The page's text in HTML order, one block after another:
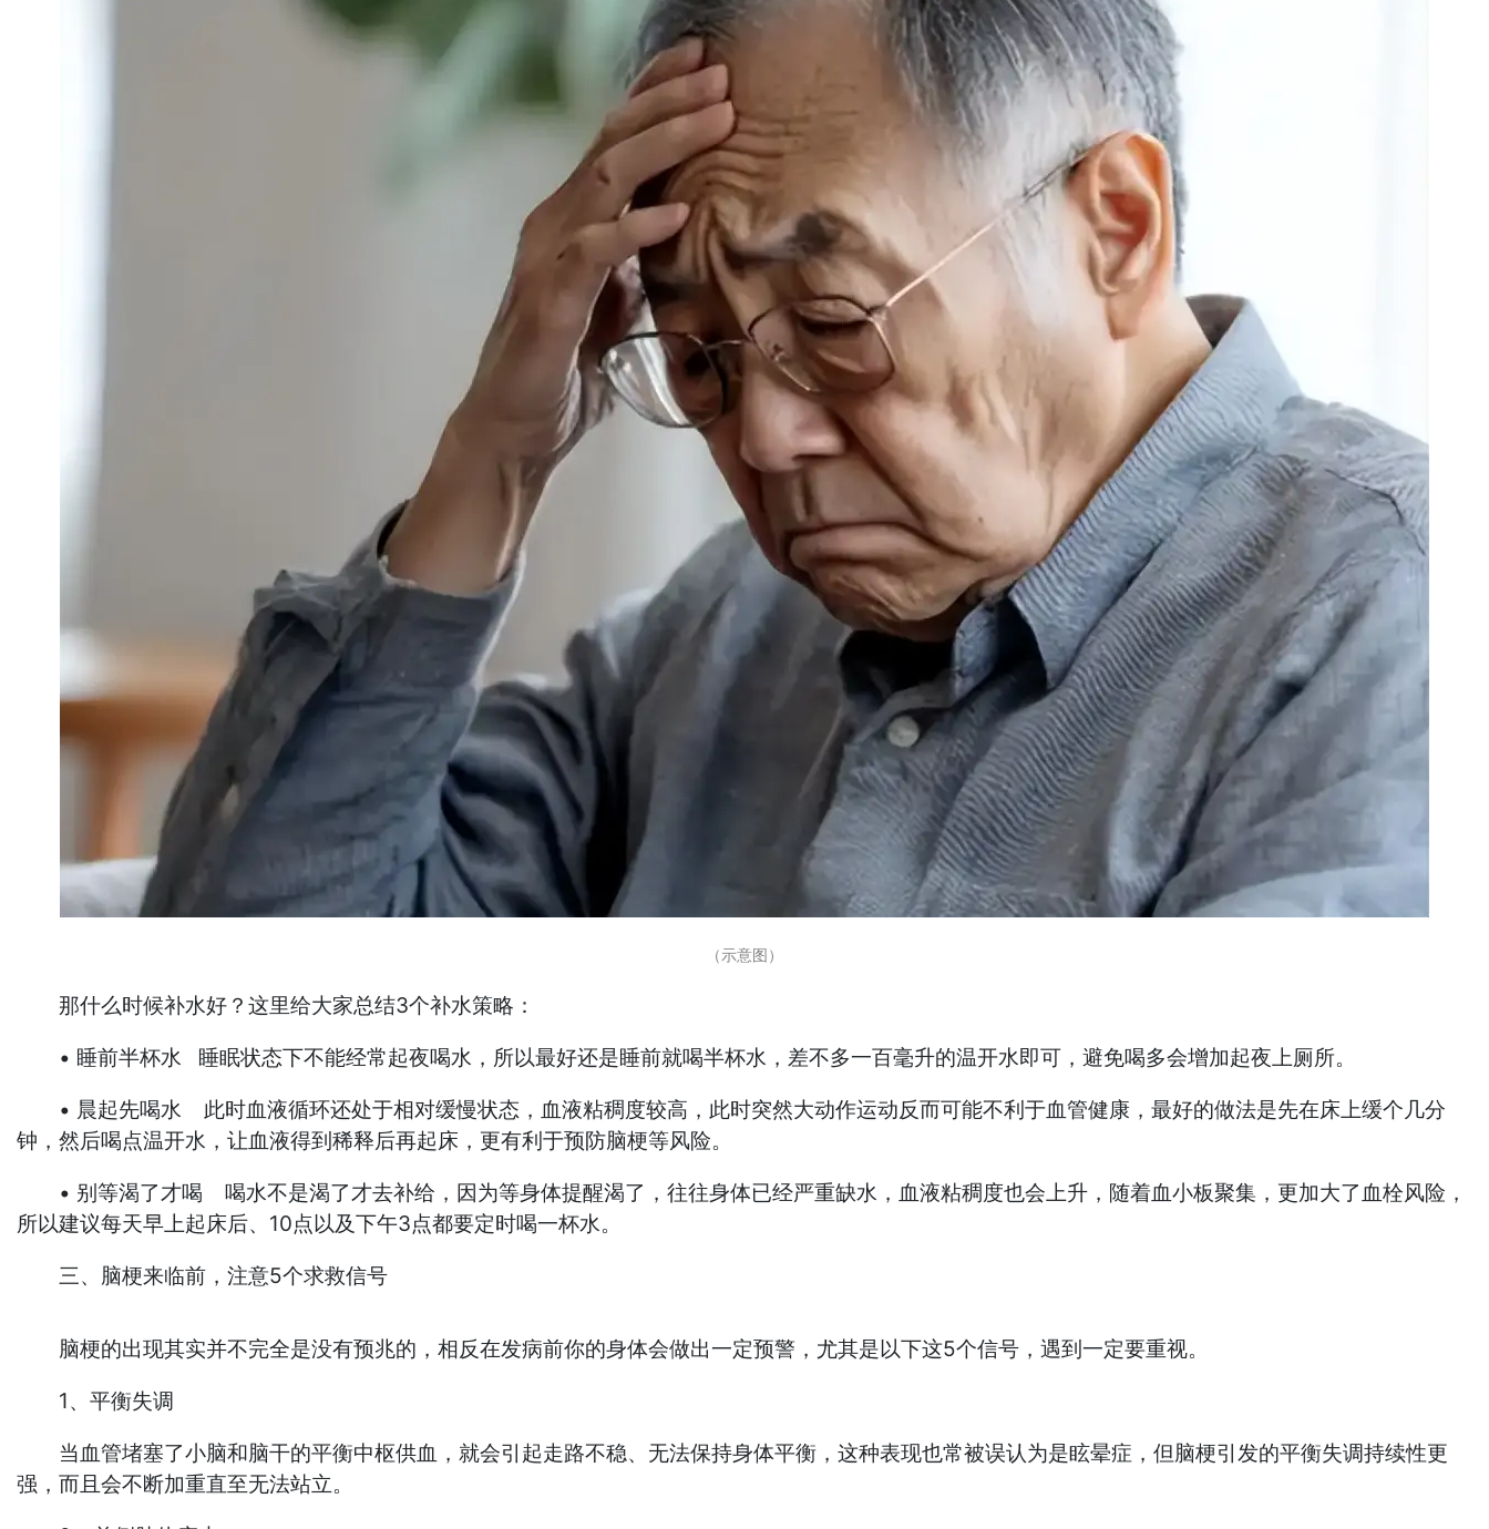
（示意图）
那什么时候补水好？这里给大家总结3个补水策略：
• 睡前半杯水 睡眠状态下不能经常起夜喝水，所以最好还是睡前就喝半杯水，差不多一百毫升的温开水即可，避免喝多会增加起夜上厕所。
• 晨起先喝水 此时血液循环还处于相对缓慢状态，血液粘稠度较高，此时突然大动作运动反而可能不利于血管健康，最好的做法是先在床上缓个几分
钟，然后喝点温开水，让血液得到稀释后再起床，更有利于预防脑梗等风险。
• 别等渴了才喝 喝水不是渴了才去补给，因为等身体提醒渴了，往往身体已经严重缺水，血液粘稠度也会上升，随着血小板聚集，更加大了血栓风险，
所以建议每天早上起床后、10点以及下午3点都要定时喝一杯水。
三、脑梗来临前，注意5个求救信号
脑梗的出现其实并不完全是没有预兆的，相反在发病前你的身体会做出一定预警，尤其是以下这5个信号，遇到一定要重视。
1、平衡失调
当血管堵塞了小脑和脑干的平衡中枢供血，就会引起走路不稳、无法保持身体平衡，这种表现也常被误认为是眩晕症，但脑梗引发的平衡失调持续性更
强，而且会不断加重直至无法站立。